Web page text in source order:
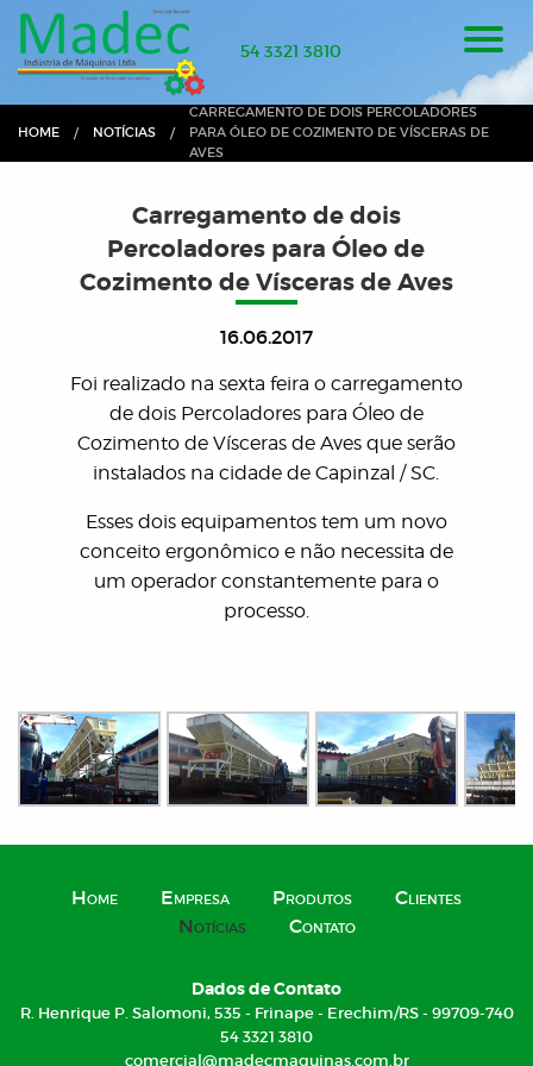
54 3321 3810
HOME NOTÍCIAS
CURRENT:
CARREGAMENTO DE DOIS PERCOLADORES
PARA ÓLEO DE COZIMENTO DE VÍSCERAS DE
AVES
Carregamento de dois
Percoladores para Óleo de
Cozimento de Vísceras de Aves
16.06.2017
Foi realizado na sexta feira o carregamento
de dois Percoladores para Óleo de
Cozimento de Vísceras de Aves que serão
instalados na cidade de Capinzal / SC.
Esses dois equipamentos tem um novo
conceito ergonômico e não necessita de
um operador constantemente para o
processo.
Home Empresa Produtos
Clientes
Notícias
Contato
Dados de Contato
R. Henrique P. Salomoni, 535 - Frinape - Erechim/RS - 99709-740
54 3321 3810
comercial@madecmaquinas.com.br